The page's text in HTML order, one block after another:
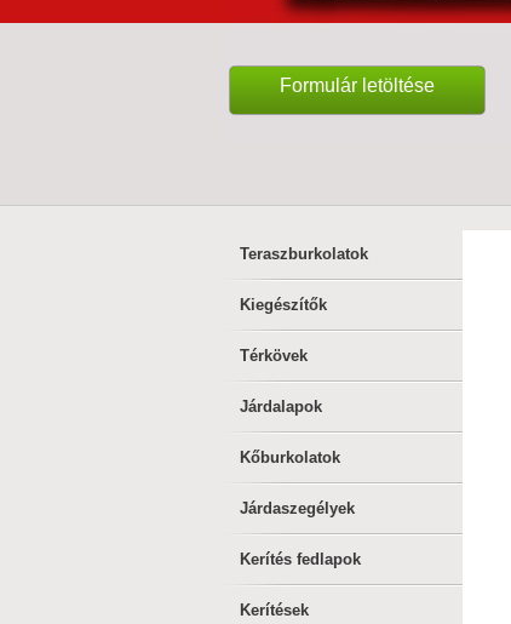
Formulár letöltése
Teraszburkolatok
Kiegészítők
Térkövek
Járdalapok
Kőburkolatok
Járdaszegélyek
Kerítés fedlapok
Kerítések